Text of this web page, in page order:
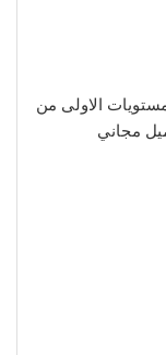
الاولى من
مجاني